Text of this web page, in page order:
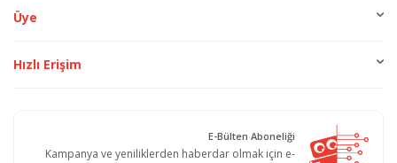
Üye
Hızlı Erişim
E-Bülten Aboneliği
Kampanya ve yeniliklerden haberdar olmak için e-